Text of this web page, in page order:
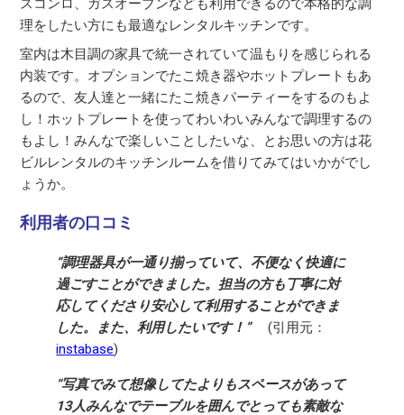
スコンロ、ガスオーブンなども利用できるので本格的な調
理をしたい方にも最適なレンタルキッチンです。
室内は木目調の家具で統一されていて温もりを感じられる
内装です。オプションでたこ焼き器やホットプレートもあ
るので、友人達と一緒にたこ焼きパーティーをするのもよ
し！ホットプレートを使ってわいわいみんなで調理するの
もよし！みんなで楽しいことしたいな、とお思いの方は花
ビルレンタルのキッチンルームを借りてみてはいかがでし
ょうか。
利用者の口コミ
“調理器具が一通り揃っていて、不便なく快適に
過ごすことができました。担当の方も丁寧に対
応してくださり安心して利用することができま
した。また、利用したいです！”
(引用元：
instabase)
“写真でみて想像してたよりもスペースがあって
13人みんなでテーブルを囲んでとっても素敵な